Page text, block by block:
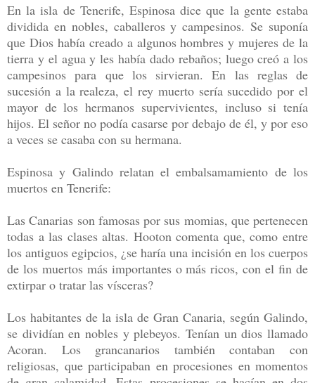
En la isla de Tenerife, Espinosa dice que la gente estaba
dividida en nobles, caballeros y campesinos. Se suponía
que Dios había creado a algunos hombres y mujeres de la
tierra y el agua y les había dado rebaños; luego creó a los
campesinos para que los sirvieran. En las reglas de
sucesión a la realeza, el rey muerto sería sucedido por el
mayor de los hermanos supervivientes, incluso si tenía
hijos. El señor no podía casarse por debajo de él, y por eso
a veces se casaba con su hermana.
Espinosa y Galindo relatan el embalsamamiento de los
muertos en Tenerife:
Las Canarias son famosas por sus momias, que pertenecen
todas a las clases altas. Hooton comenta que, como entre
los antiguos egipcios, ¿se haría una incisión en los cuerpos
de los muertos más importantes o más ricos, con el fin de
extirpar o tratar las vísceras?
Los habitantes de la isla de Gran Canaria, según Galindo,
se dividían en nobles y plebeyos. Tenían un dios llamado
Acoran. Los grancanarios también contaban con
religiosas, que participaban en procesiones en momentos